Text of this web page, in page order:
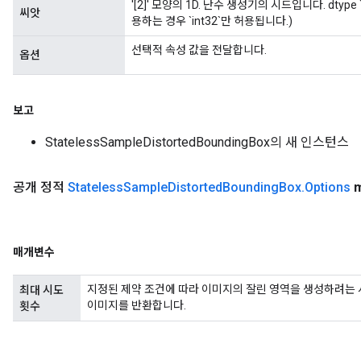
씨앗
'[2]' 모양의 1D. 난수 생성기의 시드입니다.
용하는 경우 `int32`만 허용됩니다.)
옵션 선택적 속성 값을 전달합니다.
보고
StatelessSampleDistortedBoundingBox의 새 인스턴스
공개 정적 StatelessSampleDistortedBoundingBox.Options
매개변수
최대 시도
횟수
지정된 제약 조건에 따라 이미지의 잘린 영역을 생성하려
이미지를 반환합니다.